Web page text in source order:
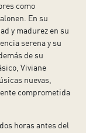
como
En su
y madurez en su
serena y su
de su
Viviane
nuevas,
comprometida
horas antes del